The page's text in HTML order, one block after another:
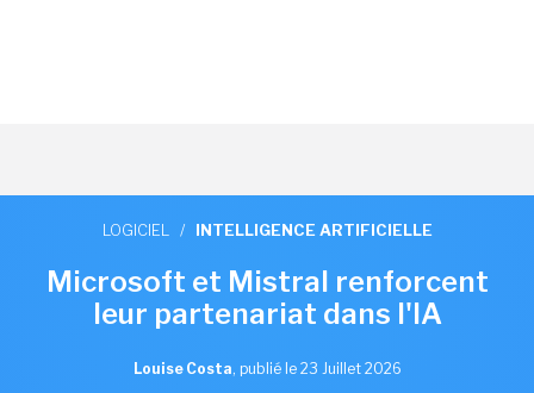
LOGICIEL / INTELLIGENCE ARTIFICIELLE
Microsoft et Mistral renforcent
leur partenariat dans l'IA
Louise Costa, publié le 23 Juillet 2026